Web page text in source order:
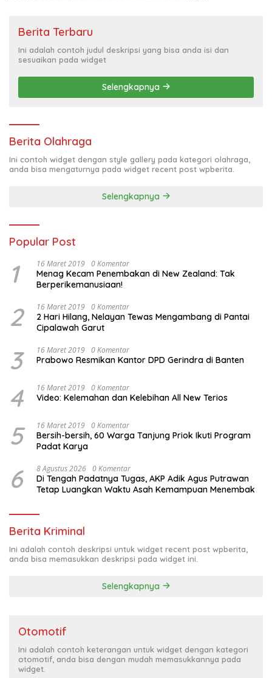
Berita Terbaru
Ini adalah contoh judul deskripsi yang bisa anda isi dan
sesuaikan pada widget
Selengkapnya
Berita Olahraga
Ini contoh widget dengan style gallery pada kategori olahraga,
anda bisa mengaturnya pada widget recent post wpberita.
Selengkapnya
Popular Post
1 16 Maret 2019 0 Komentar
Menag Kecam Penembakan di New Zealand: Tak
Berperikemanusiaan!
2 16 Maret 2019 0 Komentar
2 Hari Hilang, Nelayan Tewas Mengambang di Pantai
Cipalawah Garut
3 16 Maret 2019 0 Komentar
Prabowo Resmikan Kantor DPD Gerindra di Banten
4 16 Maret 2019 0 Komentar
Video: Kelemahan dan Kelebihan All New Terios
5 16 Maret 2019 0 Komentar
Bersih-bersih, 60 Warga Tanjung Priok Ikuti Program
Padat Karya
6 8 Agustus 2026 0 Komentar
Di Tengah Padatnya Tugas, AKP Adik Agus Putrawan
Tetap Luangkan Waktu Asah Kemampuan Menembak
Berita Kriminal
Ini adalah contoh deskripsi untuk widget recent post wpberita,
anda bisa memasukkan deskripsi pada widget ini.
Selengkapnya
Otomotif
Ini adalah contoh keterangan untuk widget dengan kategori
otomotif, anda bisa dengan mudah memasukkannya pada
widget.